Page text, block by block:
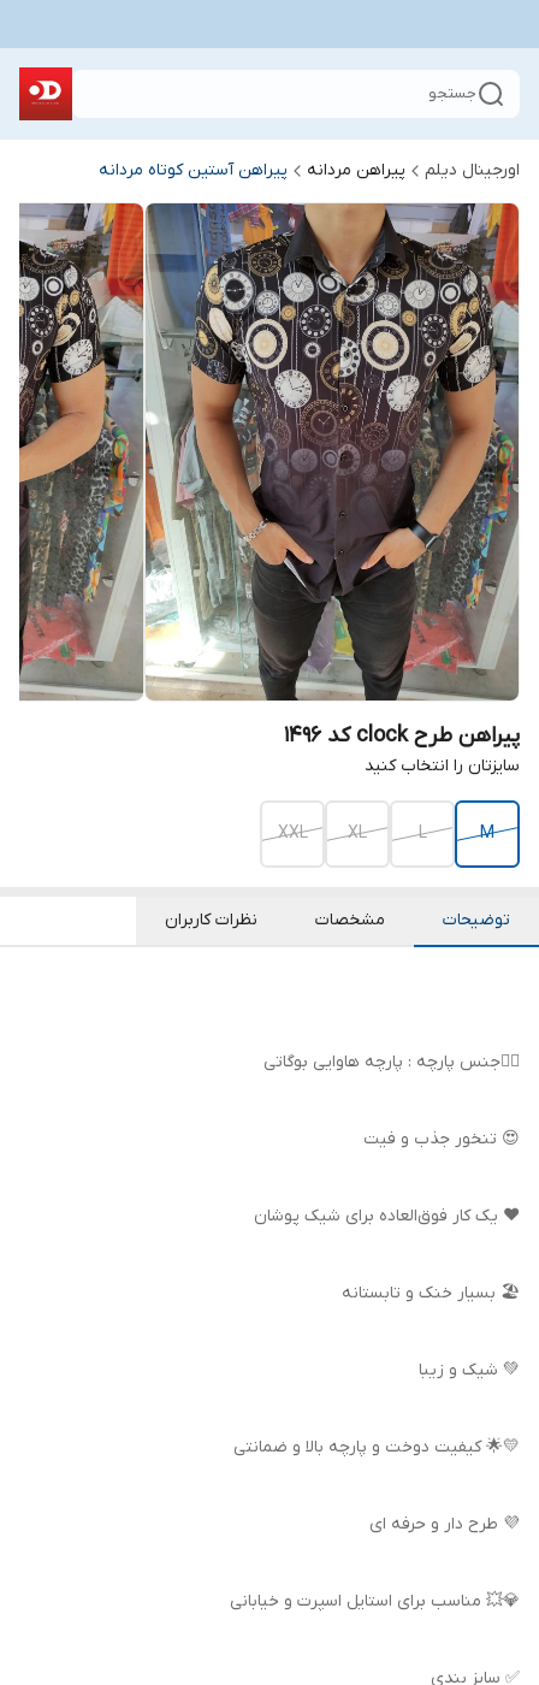
جستجو
اورجینال دیلم پیراهن مردانه پیراهن آستین کوتاه مردانه
پیراهن طرح clock کد ۱۴۹۶
سایزتان را انتخاب کنید
M
L
XL
XXL
توضیحات مشخصات نظرات کاربران
👌🏻جنس پارچه : پارچه هاوایی بوگاتی
😍 تنخور جذب و فیت
❤️ یک کار فوق‌العاده برای شیک پوشان
🏖️ بسیار خنک و تابستانه
💚 شیک و زیبا
💛🌟 کیفیت دوخت و پارچه بالا و ضمانتی
💜 طرح دار و حرفه ای
💎💥 مناسب برای استایل اسپرت و خیابانی
✅ سایز بندی